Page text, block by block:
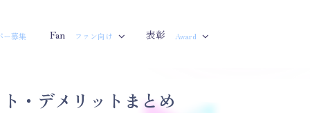
ー募集 Fan ファン向け 表彰 Award
・デメリットまとめ